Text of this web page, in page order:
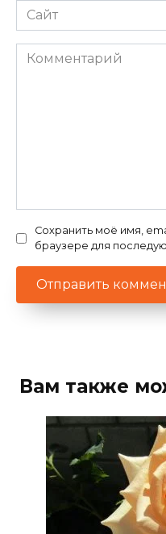
Сайт
Комментарий
Сохранить моё имя,
браузере для
Вам также